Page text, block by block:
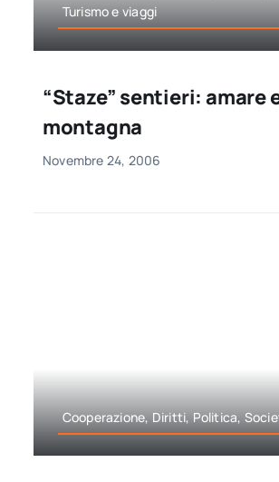
Turismo e viaggi
“Staze” sentieri: amare
montagna
Novembre 24, 2006
Cooperazione, Diritti, Politica,